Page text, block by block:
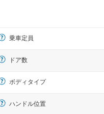
乗車定員
ドア数
ボディタイプ
ハンドル位置